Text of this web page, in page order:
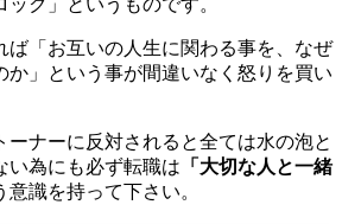
ク」というものです。
ば「お互いの人生に関わる事を、なぜ
か」という事が間違いなく怒りを買い
ーナーに反対されると全ては水の泡と
い為にも必ず転職は 「大切な人と一緒
意識を持って下さい。